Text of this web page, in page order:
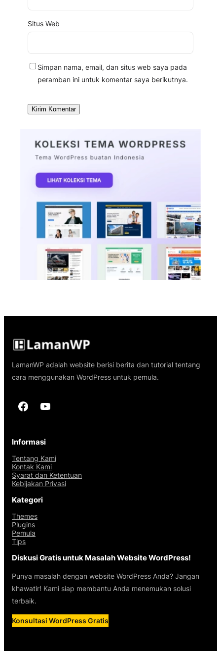
Situs Web
Simpan nama, email, dan situs web saya pada
peramban ini untuk komentar saya berikutnya.
LamanWP adalah website berisi berita dan tutorial tentang
cara menggunakan WordPress untuk pemula.
Facebook YouTube
Informasi
Tentang Kami
Kontak Kami
Syarat dan Ketentuan
Kebijakan Privasi
Kategori
Themes
Plugins
Pemula
Tips
Diskusi Gratis untuk Masalah Website WordPress!
Punya masalah dengan website WordPress Anda? Jangan
khawatir! Kami siap membantu Anda menemukan solusi
terbaik.
Konsultasi WordPress Gratis